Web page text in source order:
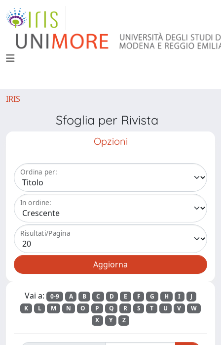
IRIS
Sfoglia per Rivista
Opzioni
Ordina per:
In ordine:
Risultati/Pagina
Vai a: 0-9 A B C D E F G H I
J
K
L M N O P Q R S T U V
W
X
Y Z